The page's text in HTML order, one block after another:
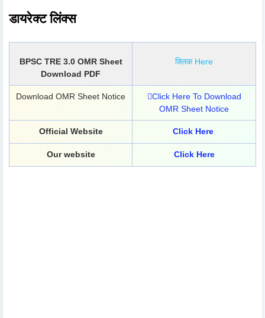
डायरेक्ट लिंक्स
BPSC TRE 3.0 OMR Sheet
Download PDF
क्लिक Here
Download OMR Sheet Notice
Click Here To Download
OMR Sheet Notice
Official Website Click Here
Our website Click Here